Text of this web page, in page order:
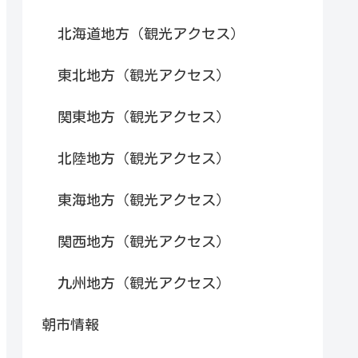
北海道地方（観光アクセス）
東北地方（観光アクセス）
関東地方（観光アクセス）
北陸地方（観光アクセス）
東海地方（観光アクセス）
関西地方（観光アクセス）
九州地方（観光アクセス）
朝市情報